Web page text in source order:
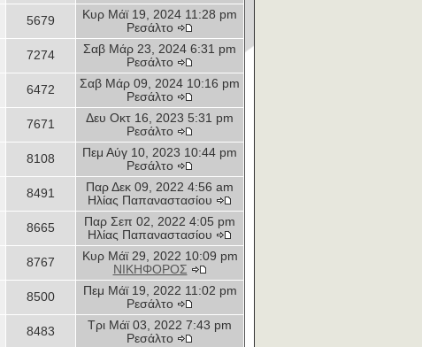
5679
Κυρ Μάϊ 19, 2024 11:28 pm
Ρεσάλτο
7274
Σαβ Μάρ 23, 2024 6:31 pm
Ρεσάλτο
6472
Σαβ Μάρ 09, 2024 10:16 pm
Ρεσάλτο
7671
Δευ Οκτ 16, 2023 5:31 pm
Ρεσάλτο
8108
Πεμ Αύγ 10, 2023 10:44 pm
Ρεσάλτο
8491
Παρ Δεκ 09, 2022 4:56 am
Ηλίας Παπαναστασίου
8665
Παρ Σεπ 02, 2022 4:05 pm
Ηλίας Παπαναστασίου
8767
Κυρ Μάϊ 29, 2022 10:09 pm
ΝΙΚΗΦΟΡΟΣ
8500
Πεμ Μάϊ 19, 2022 11:02 pm
Ρεσάλτο
8483
Τρι Μάϊ 03, 2022 7:43 pm
Ρεσάλτο